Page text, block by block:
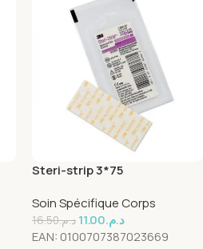
Steri-strip 3*75
Soin Spécifique Corps
د.م.16.50 د.م.11.00
EAN: 0100707387023669